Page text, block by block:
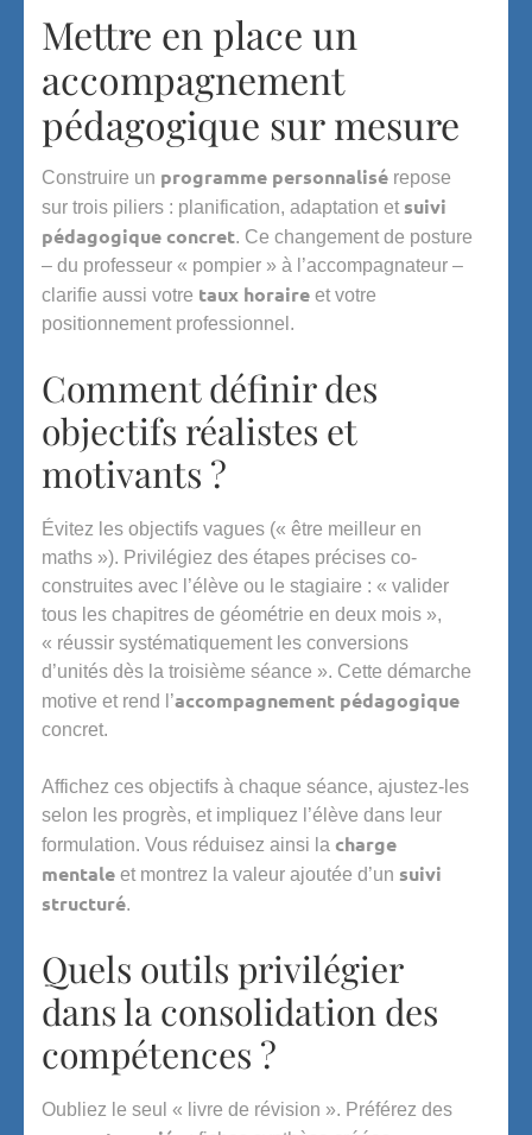
Mettre en place un
accompagnement
pédagogique sur mesure
Construire un programme personnalisé repose
sur trois piliers : planification, adaptation et suivi
pédagogique concret. Ce changement de posture
– du professeur « pompier » à l’accompagnateur –
clarifie aussi votre taux horaire et votre
positionnement professionnel.
Comment définir des
objectifs réalistes et
motivants ?
Évitez les objectifs vagues (« être meilleur en
maths »). Privilégiez des étapes précises co-
construites avec l’élève ou le stagiaire : « valider
tous les chapitres de géométrie en deux mois »,
« réussir systématiquement les conversions
d’unités dès la troisième séance ». Cette démarche
motive et rend l’accompagnement pédagogique
concret.
Affichez ces objectifs à chaque séance, ajustez-les
selon les progrès, et impliquez l’élève dans leur
formulation. Vous réduisez ainsi la charge
mentale et montrez la valeur ajoutée d’un suivi
structuré.
Quels outils privilégier
dans la consolidation des
compétences ?
Oubliez le seul « livre de révision ». Préférez des